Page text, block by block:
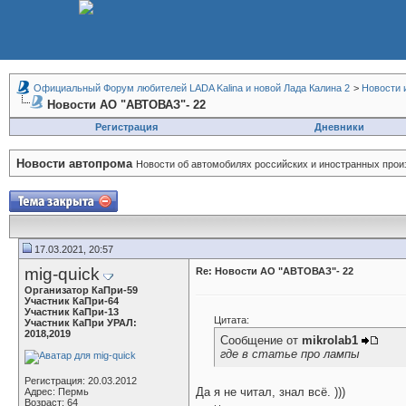
Официальный Форум любителей LADA Kalina и новой Лада Калина 2 > Новости
Новости АО "АВТОВАЗ"- 22
Регистрация Дневники
Новости автопрома Новости об автомобилях российских и иностранных
17.03.2021, 20:57
mig-quick
Организатор КаПри-59
Участник КаПри-64
Участник КаПри-13
Участник КаПри УРАЛ:
2018,2019
Регистрация: 20.03.2012
Адрес: Пермь
Возраст: 64
Re: Новости АО "АВТОВАЗ"- 22
Цитата:
Сообщение от mikrolab1
где в статье про лампы
Да я не читал, знал всё. )))